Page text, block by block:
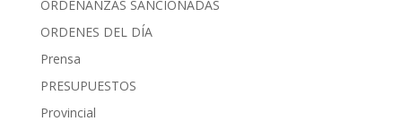
ORDENANZAS SANCIONADAS
ORDENES DEL DÍA
Prensa
PRESUPUESTOS
Provincial